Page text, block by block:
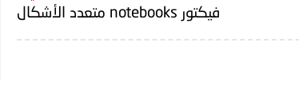
فيكتور notebooks متعدد الأشكال